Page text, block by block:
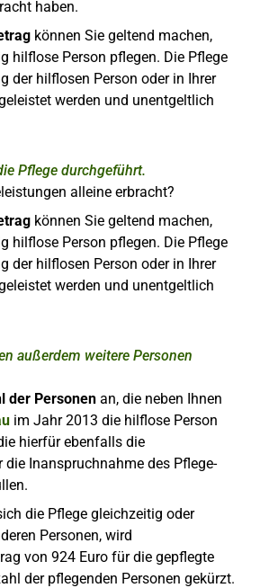
haben.
können Sie geltend machen,
hilflose Person pflegen. Die Pflege
der hilflosen Person oder in Ihrer
werden und unentgeltlich
Pflege durchgeführt.
alleine erbracht?
können Sie geltend machen,
hilflose Person pflegen. Die Pflege
der hilflosen Person oder in Ihrer
werden und unentgeltlich
außerdem weitere Personen
der Personen an, die neben Ihnen
im Jahr 2013 die hilflose Person
hierfür ebenfalls die
Inanspruchnahme des Pflege-
die Pflege gleichzeitig oder
Personen, wird
von 924 Euro für die gepflegte
der pflegenden Personen gekürzt.